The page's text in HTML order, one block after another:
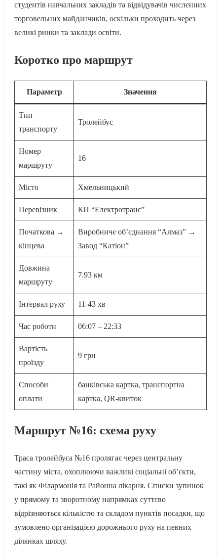
студентів навчальних закладів та відвідувачів численних
торговельних майданчиків, оскільки проходить через
великі ринки та заклади освіти.
Коротко про маршрут
Параметр Значення
Тип
транспорту
Тролейбус
Номер
маршруту
16
Місто Хмельницький
Перевізник КП “Електротранс”
Початкова →
кінцева
Виробниче обʼєднання “Алмаз” →
Завод “Катіон”
Довжина
маршруту
7.93 км
Інтервал руху 11-43 хв
Час роботи 06:07 – 22:33
Вартість
проїзду
9 грн
Способи
оплати
банківська картка, транспортна
картка, QR-квиток
Маршрут №16: схема руху
Траса тролейбуса №16 пролягає через центральну
частину міста, охоплюючи важливі соціальні об’єкти,
такі як Філармонія та Районна лікарня. Списки зупинок
у прямому та зворотному напрямках суттєво
відрізняються кількістю та складом пунктів посадки, що
зумовлено організацією дорожнього руху на певних
ділянках шляху.